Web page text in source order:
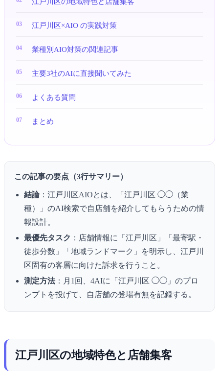
江戸川区×AIO の実践対策
業種別AIO対策の関連記事
主要3社のAIに直接聞いてみた
よくある質問
まとめ
この記事の要点（3行サマリー）
結論：江戸川区AIOとは、「江戸川区 ◯◯（業
種）」のAI検索で自店舗を紹介してもらうための情
報設計。
最優先タスク ：店舗情報に「江戸川区」「最寄駅・
徒歩分数」「地域ランドマーク」を明示し、江戸川
区固有の客層に向けた訴求を行うこと。
測定方法：月1回、4AIに「江戸川区 ◯◯」のプロ
ンプトを投げて、自店舗の登場有無を記録する。
江戸川区の地域特色と店舗集客